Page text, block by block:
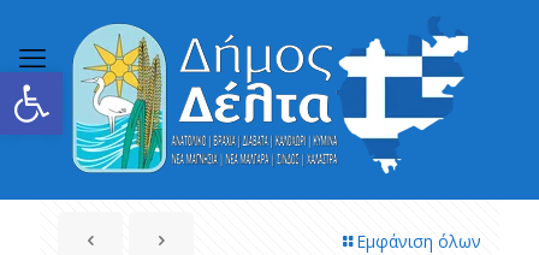
Ανοίξτε τη γραμμή εργαλείων
Εμφάνιση όλων